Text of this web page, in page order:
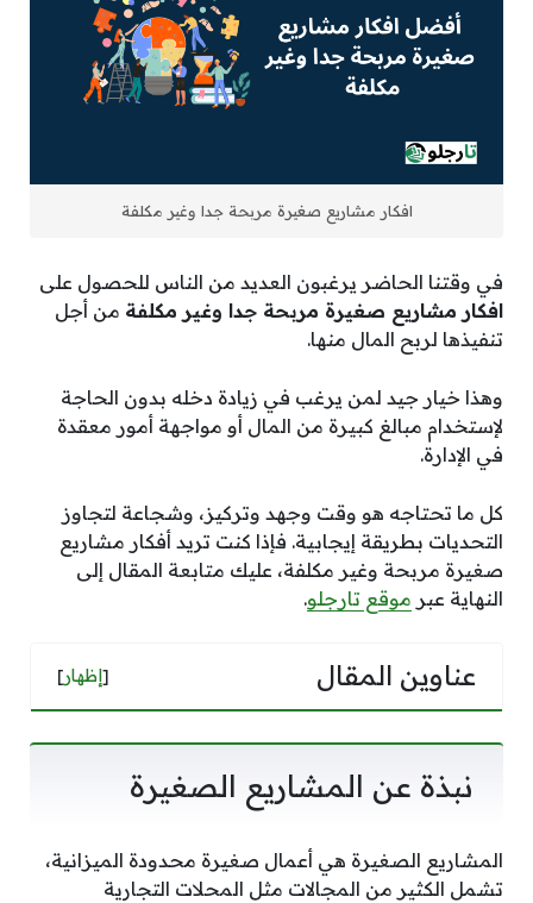
افكار مشاريع صغيرة مربحة جدا وغير مكلفة
في وقتنا الحاضر يرغبون العديد من الناس للحصول على
افكار مشاريع صغيرة مربحة جدا وغير مكلفة من أجل
تنفيذها لربح المال منها.
وهذا خيار جيد لمن يرغب في زيادة دخله بدون الحاجة
لإستخدام مبالغ كبيرة من المال أو مواجهة أمور معقدة
في الإدارة.
كل ما تحتاجه هو وقت وجهد وتركيز، وشجاعة لتجاوز
التحديات بطريقة إيجابية. فإذا كنت تريد أفكار مشاريع
صغيرة مربحة وغير مكلفة، عليك متابعة المقال إلى
النهاية عبر موقع تارجلو.
عناوين المقال [إظهار]
نبذة عن المشاريع الصغيرة
المشاريع الصغيرة هي أعمال صغيرة محدودة الميزانية،
تشمل الكثير من المجالات مثل المحلات التجارية